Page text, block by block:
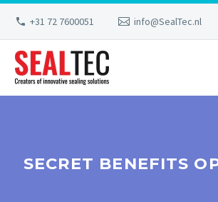
+31 72 7600051 info@SealTec.nl
SECRET BENEFITS